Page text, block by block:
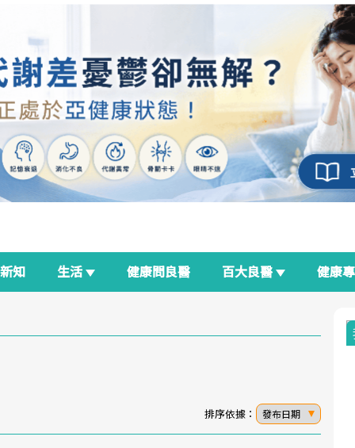
新知 生活 健康問良醫 百大良醫 健康
排序依據： 發布日期
良醫生活祭